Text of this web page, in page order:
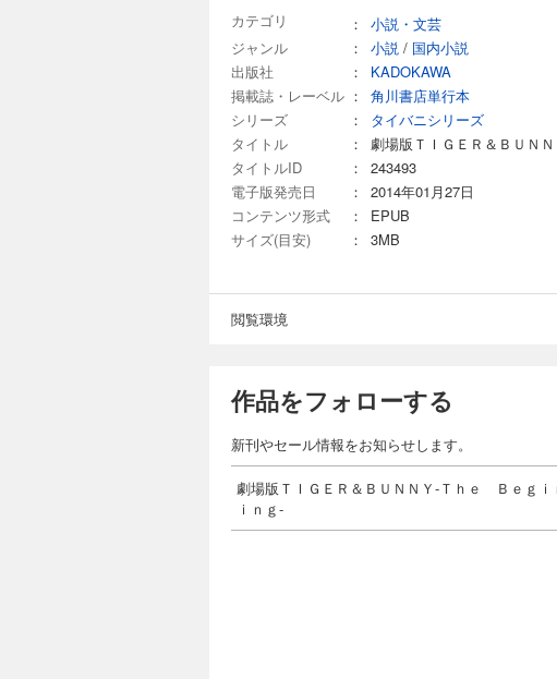
カテゴリ ：
小説・文芸
ジャンル
： 小説 / 国内小説
出版社
：
KADOKAWA
掲載誌・レーベル ：
角川書店単行本
シリーズ
：
タイバニシリーズ
タイトル
：
劇場版ＴＩＧＥＲ＆ＢＵＮ
タイトルID
：
243493
電子版発売日
：
2014年01月27日
コンテンツ形式
：
EPUB
サイズ(目安)
： 3MB
閲覧環境
作品をフォローする
新刊やセール情報をお知らせします。
劇場版ＴＩＧＥＲ＆ＢＵＮＮＹ-Ｔｈｅ Ｂｅｇｉ
ｉｎｇ-